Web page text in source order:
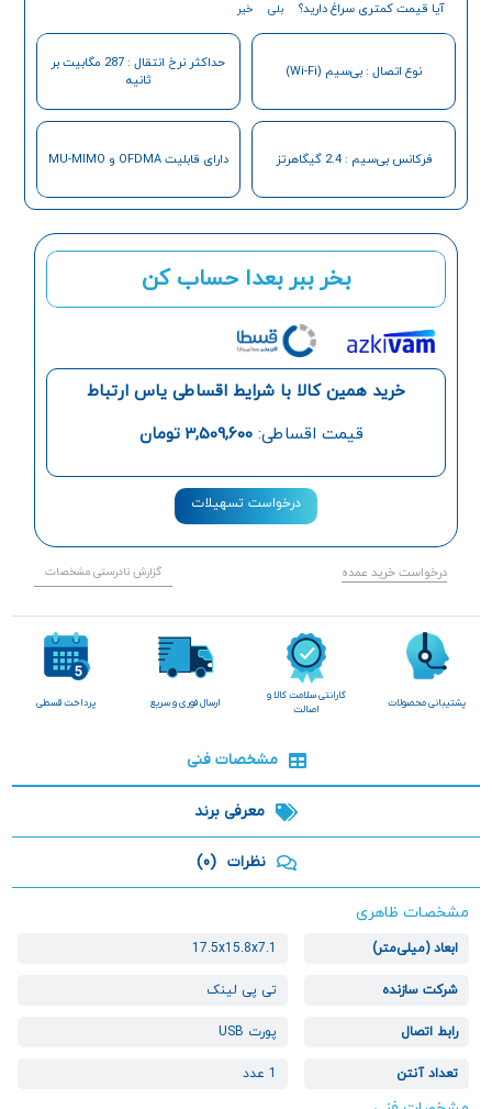
بخر ببر بعدا حساب کن
خرید همین کالا با شرایط اقساطی یاس ارتباط
قیمت اقساطی: 3,509,600 تومان
درخواست تسهیلات
درخواست خرید عمده گزارش نادرستی مشخصات
آیا قیمت کمتری سراغ دارید؟ بلی خیر
نوع اتصال : بی‌سیم (Wi-Fi)
حداکثر نرخ انتقال : 287 مگابیت بر
ثانیه
فرکانس بی‌سیم : 2.4 گیگاهرتز دارای قابلیت OFDMA و MU-MIMO
پشتیبانی محصولات
گارانتی سلامت کالا و
اصالت
ارسال فوری و سریع پرداخت قسطی
مشخصات فنی
معرفی برند
نظرات (0)
مشخصات ظاهری
ابعاد (میلی‌متر) 17.5x15.8x7.1
شرکت سازنده تی پی لینک
رابط اتصال پورت USB
تعداد آنتن 1 عدد